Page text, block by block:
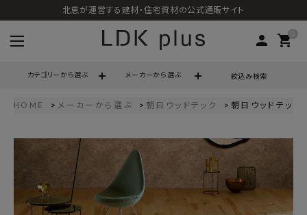
北恵が運営する建材・住宅資材の公式通販サイト
person 0
shopping_cart
カテゴリーから選ぶ メーカーから選ぶ 絞込み検索
call 06-6121-9302
schedule 営業時間 - 10:00～17:00（定休日 - 土日祝）
HOME メーカーから選ぶ 朝日ウッドテック 朝日ウッドテッ